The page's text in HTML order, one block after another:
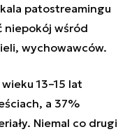
patostreamingu
niepokój wśród
wychowawców.
13–15 lat
a 37%
Niemal co drugi